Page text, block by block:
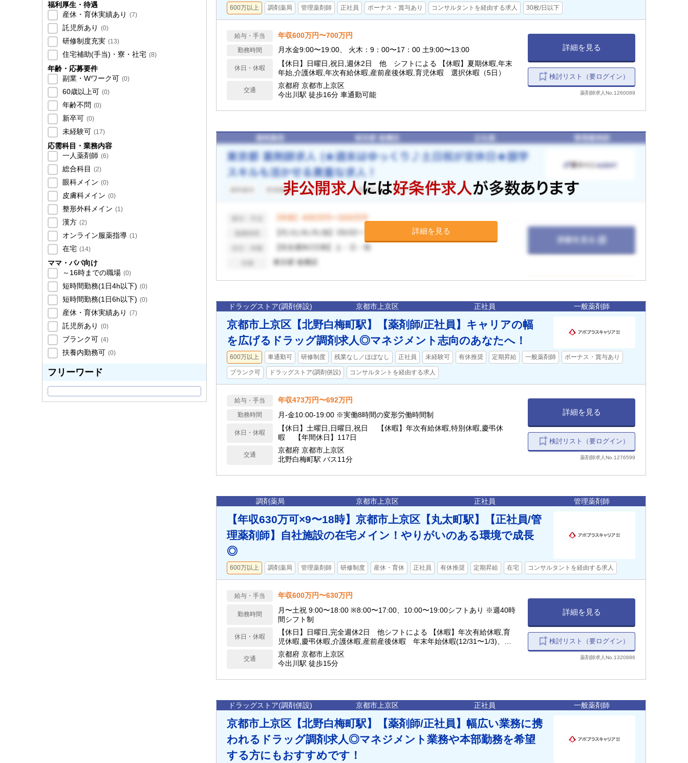
福利厚生・待遇
産休・育休実績あり (7)
託児所あり (0)
研修制度充実 (13)
住宅補助(手当)・寮・社宅 (8)
年齢・応募要件
副業・Wワーク可 (0)
60歳以上可 (0)
年齢不問 (0)
新卒可 (0)
未経験可 (17)
応需科目・業務内容
一人薬剤師 (6)
総合科目 (2)
眼科メイン (0)
皮膚科メイン (0)
整形外科メイン (1)
漢方 (2)
オンライン服薬指導 (1)
在宅 (14)
ママ・パパ向け
～16時までの職場 (0)
短時間勤務(1日4h以下) (0)
短時間勤務(1日6h以下) (0)
産休・育休実績あり (7)
託児所あり (0)
ブランク可 (4)
扶養内勤務可 (0)
フリーワード
600万以上 調剤薬局 管理薬剤師 正社員 ボーナス・賞与あり コンサルタントを経由する求人 30枚/日以下
給与・手当 年収600万円〜700万円
勤務時間 月水金9:00〜19:00、 火木：9：00〜17：00 土9:00〜13:00
休日・休暇
【休日】日曜日,祝日,週休2日 他 シフトによる 【休暇】夏期休暇,年末
年始,介護休暇,年次有給休暇,産前産後休暇,育児休暇 選択休暇（5日）
交通
京都府 京都市上京区
今出川駅 徒歩16分 車通勤可能
詳細を見る
検討リスト（要ログイン）
薬剤師求人No.1260089
詳細を見る
ドラッグストア(調剤併設) 京都市上京区 正社員 一般薬剤師
京都市上京区【北野白梅町駅】【薬剤師/正社員】キャリアの幅
を広げるドラッグ調剤求人◎マネジメント志向のあなたへ！
600万以上 車通勤可 研修制度 残業なし／ほぼなし 正社員 未経験可 有休推奨 定期昇給 一般薬剤師 ボーナス・賞与あり
ブランク可 ドラッグストア(調剤併設) コンサルタントを経由する求人
給与・手当 年収473万円〜692万円
勤務時間 月-金10:00-19:00 ※実働8時間の変形労働時間制
休日・休暇
【休日】土曜日,日曜日,祝日 【休暇】年次有給休暇,特別休暇,慶弔休
暇 【年間休日】117日
交通
京都府 京都市上京区
北野白梅町駅 バス11分
詳細を見る
検討リスト（要ログイン）
薬剤師求人No.1276599
調剤薬局 京都市上京区 正社員 管理薬剤師
【年収630万可×9〜18時】京都市上京区【丸太町駅】【正社員/管
理薬剤師】自社施設の在宅メイン！やりがいのある環境で成長
◎
600万以上 調剤薬局 管理薬剤師 研修制度 産休・育休 正社員 有休推奨 定期昇給 在宅 コンサルタントを経由する求人
給与・手当 年収600万円〜630万円
勤務時間
月〜土祝 9:00〜18:00 ※8:00〜17:00、10:00〜19:00シフトあり ※週40時
間シフト制
休日・休暇
【休日】日曜日,完全週休2日 他シフトによる 【休暇】年次有給休暇,育
児休暇,慶弔休暇,介護休暇,産前産後休暇 年末年始休暇(12/31〜1/3)、夏
季休暇(3日間) 【年間休日】117日
交通
京都府 京都市上京区
今出川駅 徒歩15分
詳細を見る
検討リスト（要ログイン）
薬剤師求人No.1320886
ドラッグストア(調剤併設) 京都市上京区 正社員 一般薬剤師
京都市上京区【北野白梅町駅】【薬剤師/正社員】幅広い業務に携
われるドラッグ調剤求人◎マネジメント業務や本部勤務を希望
する方にもおすすめです！